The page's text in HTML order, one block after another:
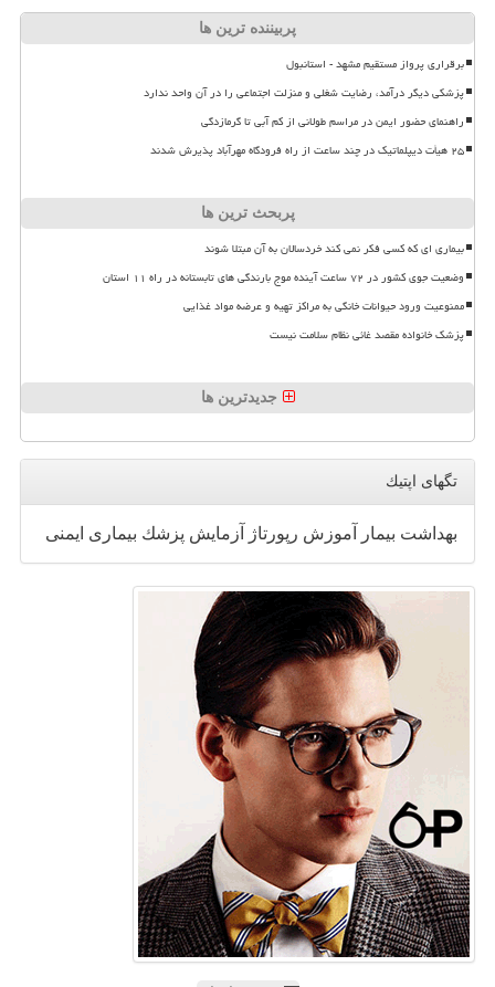
پربیننده ترین ها
برقراری پرواز مستقیم مشهد - استانبول
پزشکی دیگر درآمد، رضایت شغلی و منزلت اجتماعی را در آن واحد ندارد
راهنمای حضور ایمن در مراسم طولانی از کم آبی تا گرمازدگی
۲۵ هیأت دیپلماتیک در چند ساعت از راه فرودگاه مهرآباد پذیرش شدند
پربحث ترین ها
بیماری ای که کسی فکر نمی کند خردسالان به آن مبتلا شوند
وضعیت جوی کشور در ۷۲ ساعت آینده موج بارندگی های تابستانه در راه ۱۱ استان
ممنوعیت ورود حیوانات خانگی به مراکز تهیه و عرضه مواد غذایی
پزشک خانواده مقصد غائی نظام سلامت نیست
جدیدترین ها
تگهای اپتیك
بهداشت بیمار آموزش رپورتاژ آزمایش پزشك بیماری ایمنی